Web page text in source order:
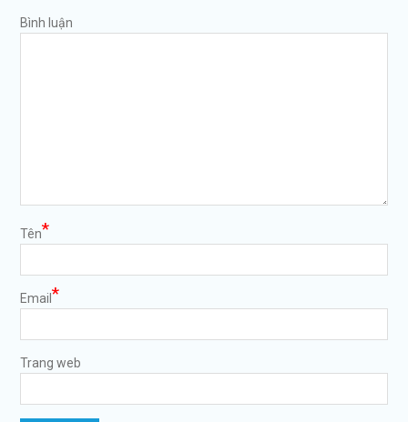
Bình luận
Tên*
Email *
Trang web
giay-phep-